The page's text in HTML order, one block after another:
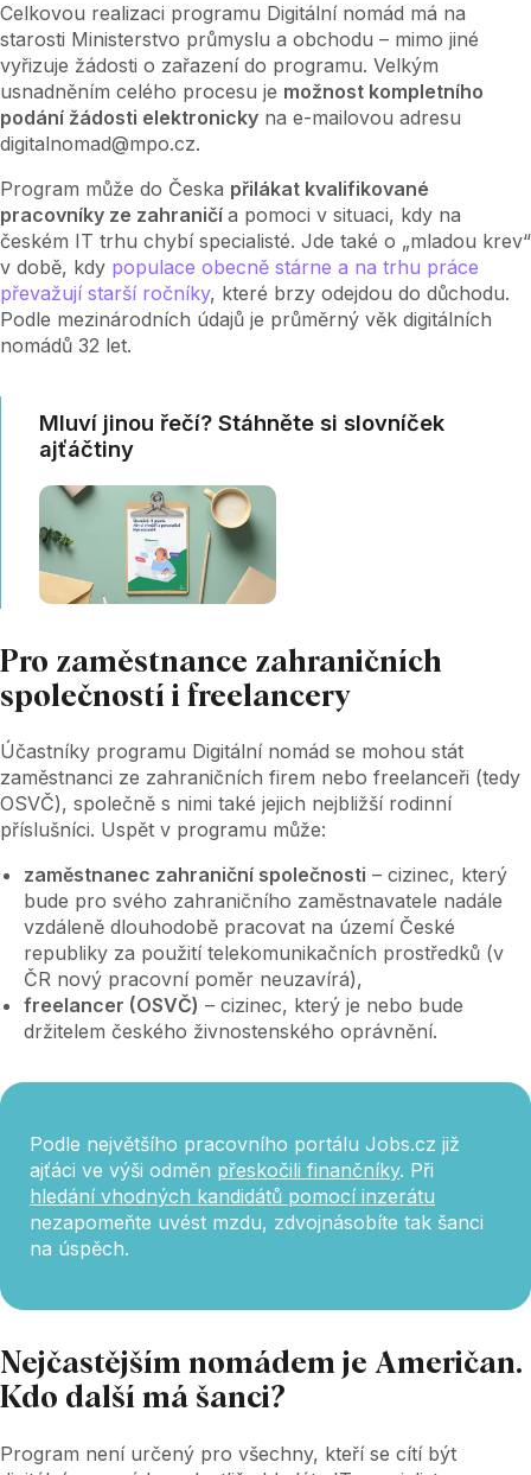
Celkovou realizaci programu Digitální nomád má na
starosti Ministerstvo průmyslu a obchodu – mimo jiné
vyřizuje žádosti o zařazení do programu. Velkým
usnadněním celého procesu je možnost kompletního
podání žádosti elektronicky na e-mailovou adresu
digitalnomad@mpo.cz.
Program může do Česka přilákat kvalifikované
pracovníky ze zahraničí a pomoci v situaci, kdy na
českém IT trhu chybí specialisté. Jde také o „mladou krev“
v době, kdy populace obecně stárne a na trhu práce
převažují starší ročníky, které brzy odejdou do důchodu.
Podle mezinárodních údajů je průměrný věk digitálních
nomádů 32 let.
Mluví jinou řečí? Stáhněte si slovníček
ajťáčtiny
Pro zaměstnance zahraničních
společností i freelancery
Účastníky programu Digitální nomád se mohou stát
zaměstnanci ze zahraničních firem nebo freelanceři (tedy
OSVČ), společně s nimi také jejich nejbližší rodinní
příslušníci. Uspět v programu může:
zaměstnanec zahraniční společnosti – cizinec, který
bude pro svého zahraničního zaměstnavatele nadále
vzdáleně dlouhodobě pracovat na území České
republiky za použití telekomunikačních prostředků (v
ČR nový pracovní poměr neuzavírá),
freelancer (OSVČ) – cizinec, který je nebo bude
držitelem českého živnostenského oprávnění.
Podle největšího pracovního portálu Jobs.cz již
ajťáci ve výši odměn přeskočili finančníky. Při
hledání vhodných kandidátů pomocí inzerátu
nezapomeňte uvést mzdu, zdvojnásobíte tak šanci
na úspěch.
Nejčastějším nomádem je Američan.
Kdo další má šanci?
Program není určený pro všechny, kteří se cítí být